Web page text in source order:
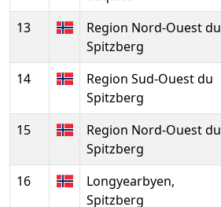
13
Region Nord-Ouest du
Spitzberg
14
Region Sud-Ouest du
Spitzberg
15
Region Nord-Ouest du
Spitzberg
16
Longyearbyen,
Spitzberg